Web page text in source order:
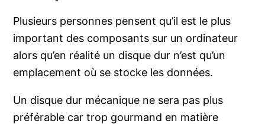
Plusieurs personnes pensent qu’il est le plus
important des composants sur un ordinateur
alors qu’en réalité un disque dur n’est qu’un
emplacement où se stocke les données.
Un disque dur mécanique ne sera pas plus
préférable car trop gourmand en matière